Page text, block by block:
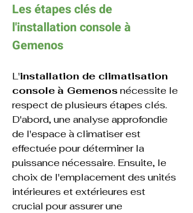
Les étapes clés de
l'installation console à
Gemenos
L'installation de climatisation
console à Gemenos nécessite le
respect de plusieurs étapes clés.
D'abord, une analyse approfondie
de l'espace à climatiser est
effectuée pour déterminer la
puissance nécessaire. Ensuite, le
choix de l'emplacement des unités
intérieures et extérieures est
crucial pour assurer une